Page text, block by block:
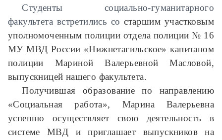
Студенты социально-гуманитарного
факультета встретились состаршим участковым
уполномоченным полиции отдела полиции № 16
МУ МВД России «Нижнетагильское» капитаном
полиции Мариной Валерьевной Масловой,
выпускницей нашего факультета.
Получившая образование по направлению
«Социальная работа», Марина Валерьевна
успешно осуществляет свою деятельность в
системе МВД и приглашает выпускников на